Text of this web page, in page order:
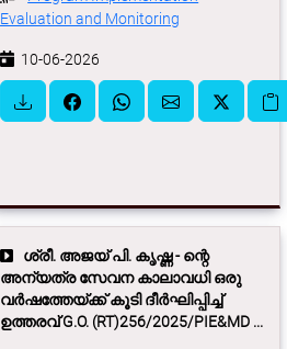
Evaluation and Monitoring
10-06-2026
ശ്രീ. അജയ് പി. കൃഷ്ണ - ന്റെ
അന്യത്ര സേവന കാലാവധി ഒരു
വര്‍ഷത്തേയ്ക്ക് കൂടി ദീര്‍ഘിപ്പിച്ച്
ഉത്തരവ് G.O. (RT)256/2025/PIE&MD ...